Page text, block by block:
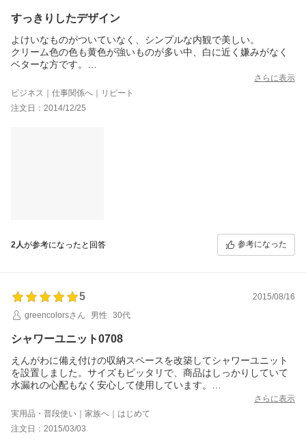
すっきりしたデザイン
よけいなものがついていなく、シンプルな内観で美しい。
クリーム色の色も黄色が強いものが多い中、白に近く嫌みがなく
ベターな方です。
質感、漏水性、くみたてやすく堅牢な構造、いずれも問題ありま
せん。
LEDダウンライトも付いてきます。
さらに表示
ビジネス｜仕事関係へ｜リピート
注文日：2014/12/25
2人が参考になったと回答 参考になった
5
2015/08/16
greencolorsさん
男性 30代
シャワーユニット0708
えんがわに備え付けの収納スペースを改築してシャワーユニット
を設置しました。サイズもピッタリで、商品はしっかりしていて
水漏れの心配もなく安心して使用しています。
また機会があったら購入したいと思います。そのときに、扉のデ
ザインや内装のカラーバリエーションが増えるとうれしいです
さらに表示
実用品・普段使い｜家族へ｜はじめて
注文日：2015/03/03